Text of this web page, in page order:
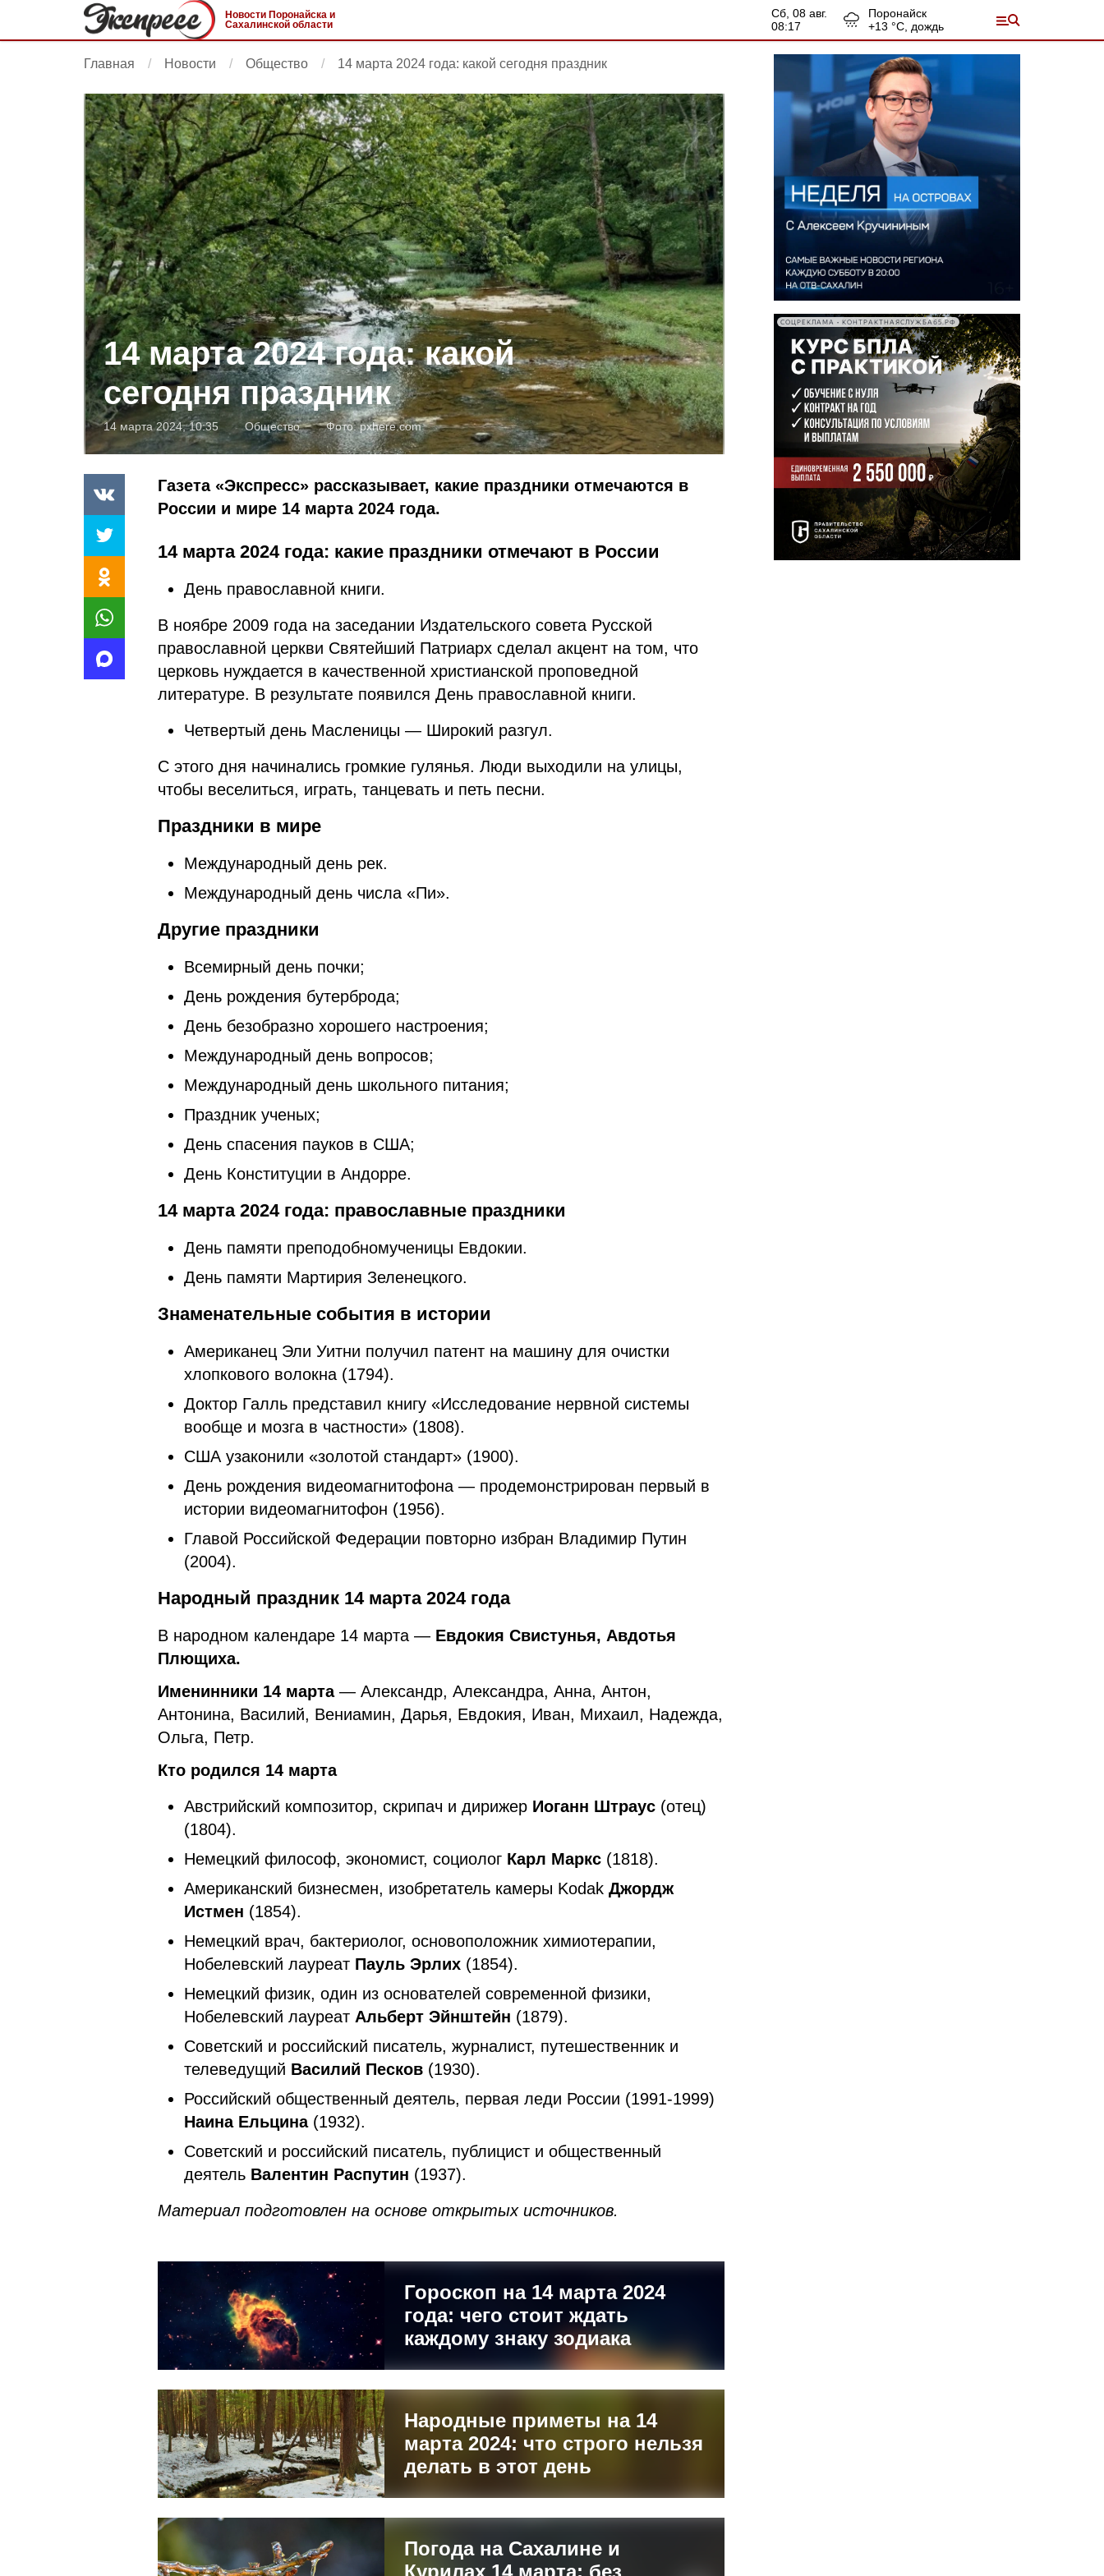
Новости Поронайска и
Сахалинской области
сб, 08 авг.
08:17
Поронайск
+13 °С, дождь
Главная Новости Общество 14 марта 2024 года: какой сегодня праздник
14 марта 2024 года: какой
сегодня праздник
14 марта 2024, 10:35 Общество Фото:pxhere.com
Газета «Экспресс» рассказывает, какие праздники отмечаются в
России и мире 14 марта 2024 года.
14 марта 2024 года: какие праздники отмечают в России
День православной книги.
В ноябре 2009 года на заседании Издательского совета Русской
православной церкви Святейший Патриарх сделал акцент на том, что
церковь нуждается в качественной христианской проповедной
литературе. В результате появился День православной книги.
Четвертый день Масленицы — Широкий разгул.
С этого дня начинались громкие гулянья. Люди выходили на улицы,
чтобы веселиться, играть, танцевать и петь песни.
Праздники в мире
Международный день рек.
Международный день числа «Пи».
Другие праздники
Всемирный день почки;
День рождения бутерброда;
День безобразно хорошего настроения;
Международный день вопросов;
Международный день школьного питания;
Праздник ученых;
Дeнь спасения пауков в США;
День Конституции в Андорре.
14 марта 2024 года: православные праздники
День памяти преподобномученицы Евдокии.
День памяти Мартирия Зеленецкого.
Знаменательные события в истории
Американец Эли Уитни получил патент на машину для очистки
хлопкового волокна (1794).
Доктор Галль представил книгу «Исследование нервной системы
вообще и мозга в частности» (1808).
США узаконили «золотой стандарт» (1900).
День рождения видеомагнитофона — продемонстрирован первый в
истории видеомагнитофон (1956).
Главой Российской Федерации повторно избран Владимир Путин
(2004).
Народный праздник 14 марта 2024 года
В народном календаре 14 марта — Евдокия Свистунья, Авдотья
Плющиха.
Именинники 14 марта — Александр, Александра, Анна, Антон,
Антонина, Василий, Вениамин, Дарья, Евдокия, Иван, Михаил, Надежда,
Ольга, Петр.
Кто родился 14 марта
Австрийский композитор, скрипач и дирижер Иоганн Штраус (отец)
(1804).
Немецкий философ, экономист, социолог Карл Маркс (1818).
Американский бизнесмен, изобретатель камеры Kodak Джордж
Истмен (1854).
Немецкий врач, бактериолог, основоположник химиотерапии,
Нобелевский лауреат Пауль Эрлих (1854).
Немецкий физик, один из основателей современной физики,
Нобелевский лауреат Альберт Эйнштейн (1879).
Советский и российский писатель, журналист, путешественник и
телеведущий Василий Песков (1930).
Российский общественный деятель, первая леди России (1991-1999)
Наина Ельцина(1932).
Советский и российский писатель, публицист и общественный
деятель Валентин Распутин (1937).
Материал подготовлен на основе открытых источников.
Гороскоп на 14 марта 2024
года: чего стоит ждать
каждому знаку зодиака
Народные приметы на 14
марта 2024: что строго нельзя
делать в этот день
Погода на Сахалине и
Курилах 14 марта: без
СОЦРЕКЛАМА • КОНТРАКТНАЯСЛУЖБА65.РФ